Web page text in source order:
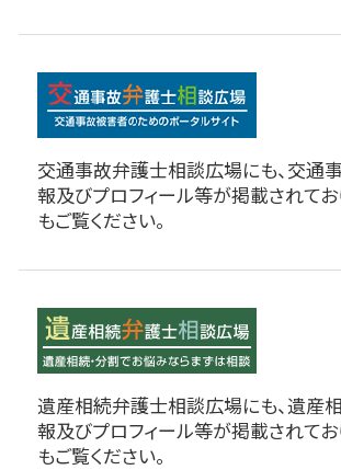
交通事故弁護士相談広場にも、交通
報及びプロフィール等が掲載されてお
もご覧ください。
遺産相続弁護士相談広場にも、遺産
報及びプロフィール等が掲載されてお
もご覧ください。